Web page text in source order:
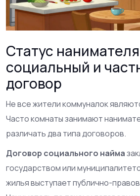
Статус
социальный и
договор
Не все жители коммуналок
Часто комнаты занимают
различать два типа договоров.
Договор социального найма
государством или
жилья выступает публично-